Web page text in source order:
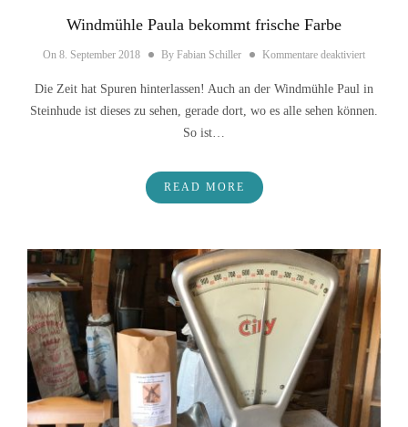
Windmühle Paula bekommt frische Farbe
On 8. September 2018 By Fabian Schiller Kommentare deaktiviertfür
Die Zeit hat Spuren hinterlassen! Auch an der Windmühle Paul in
Steinhude ist dieses zu sehen, gerade dort, wo es alle sehen können.
So ist…
READ MORE